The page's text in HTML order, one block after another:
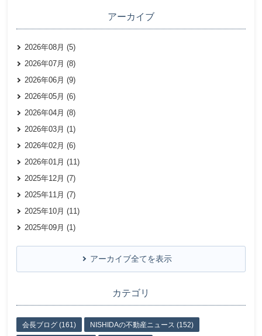
アーカイブ
2026年08月 (5)
2026年07月 (8)
2026年06月 (9)
2026年05月 (6)
2026年04月 (8)
2026年03月 (1)
2026年02月 (6)
2026年01月 (11)
2025年12月 (7)
2025年11月 (7)
2025年10月 (11)
2025年09月 (1)
アーカイブ全てを表示
カテゴリ
会長ブログ (161) NISHIDAの不動産ニュース (152)